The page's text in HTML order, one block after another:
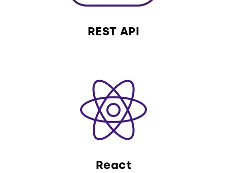
REST API
React